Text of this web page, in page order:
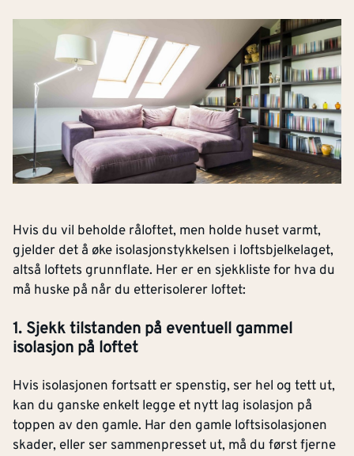
Hvis du vil beholde råloftet, men holde huset varmt,
gjelder det å øke isolasjonstykkelsen i loftsbjelkelaget,
altså loftets grunnflate. Her er en sjekkliste for hva du
må huske på når du etterisolerer loftet:
1. Sjekk tilstanden på eventuell gammel
isolasjon på loftet
Hvis isolasjonen fortsatt er spenstig, ser hel og tett ut,
kan du ganske enkelt legge et nytt lag isolasjon på
toppen av den gamle. Har den gamle loftsisolasjonen
skader, eller ser sammenpresset ut, må du først fjerne